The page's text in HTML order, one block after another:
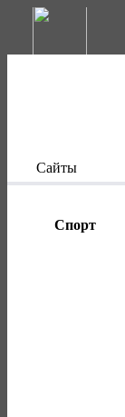
Сайты
Спорт